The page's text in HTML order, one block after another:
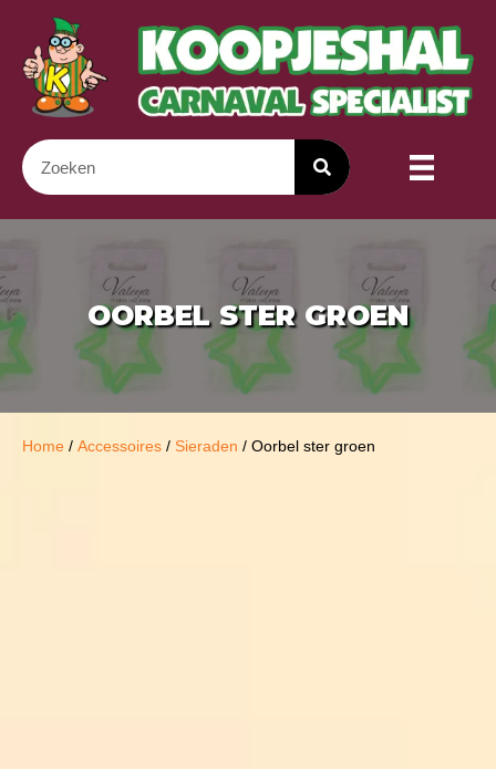
OORBEL STER GROEN
Home / Accessoires / Sieraden / Oorbel ster groen